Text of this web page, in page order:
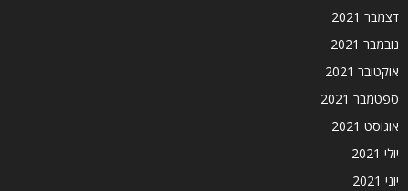
דצמבר 2021
נובמבר 2021
אוקטובר 2021
ספטמבר 2021
אוגוסט 2021
יולי 2021
יוני 2021